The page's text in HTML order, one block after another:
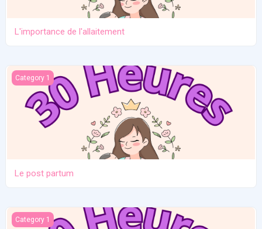
L'importance de l'allaitement
Le post partum
Category 1
Le post partum
La naissance
Category 1